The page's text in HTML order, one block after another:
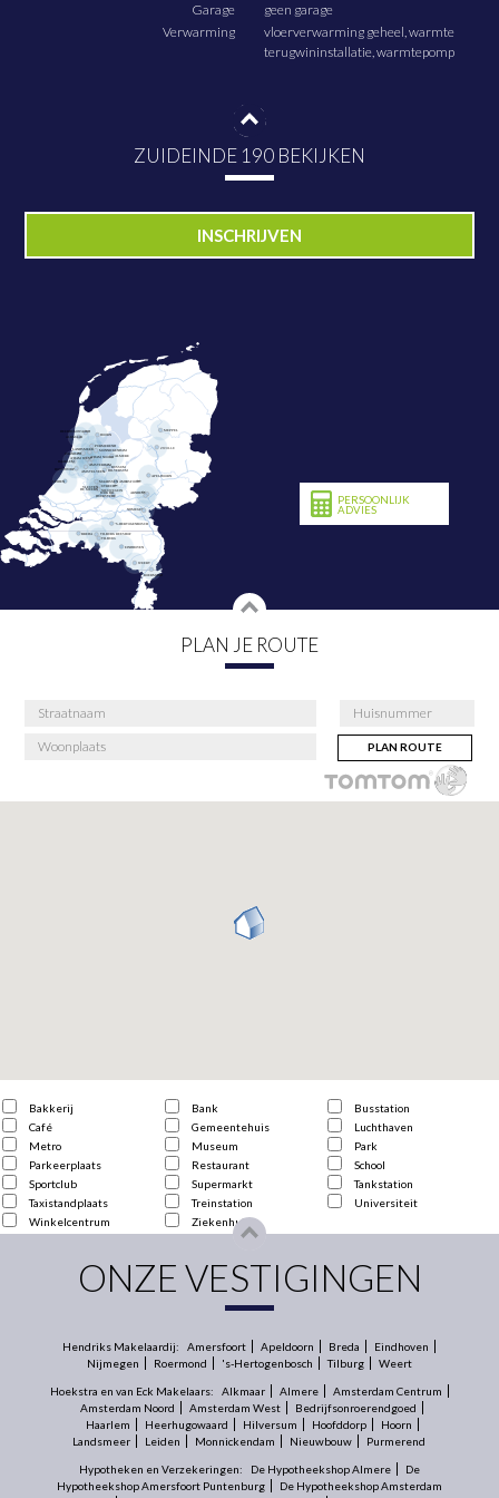
Garage
geen garage
Verwarming
vloerverwarming geheel, warmte
terugwininstallatie, warmtepomp
ZUIDEINDE 190 BEKIJKEN
PLAN NU BEZICHTIGING
INSCHRIJVEN
PERSOONLIJK
ADVIES
PLAN JE ROUTE
PLAN ROUTE
Bakkerij Bank
Busstation
Café
Gemeentehuis
Luchthaven
Metro
Museum
Park
Parkeerplaats
Restaurant
School
Sportclub
Supermarkt
Tankstation
Taxistandplaats
Treinstation
Universiteit
Winkelcentrum
Ziekenhuis
ONZE VESTIGINGEN
Hendriks Makelaardij: Amersfoort Apeldoorn Breda
Eindhoven
Nijmegen
Roermond 's-Hertogenbosch Tilburg Weert
Hoekstra en van Eck Makelaars: Alkmaar Almere
Amsterdam Centrum
Amsterdam Noord
Amsterdam West
Bedrijfsonroerendgoed
Haarlem
Heerhugowaard Hilversum Hoofddorp
Hoorn
Landsmeer
Leiden Monnickendam Nieuwbouw Purmerend
Hypotheken en Verzekeringen: De Hypotheekshop Almere
De
Hypotheekshop Amersfoort Puntenburg
De Hypotheekshop Amsterdam